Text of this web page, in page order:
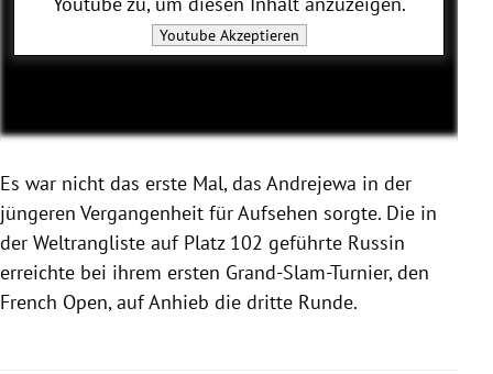
YoutubeAkzeptieren
Es war nicht das erste Mal, das Andrejewa in der
jüngeren Vergangenheit für Aufsehen sorgte. Die in
der Weltrangliste auf Platz 102 geführte Russin
erreichte bei ihrem ersten Grand-Slam-Turnier, den
French Open, auf Anhieb die dritte Runde.